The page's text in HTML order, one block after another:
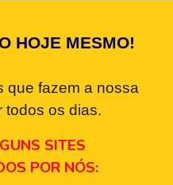
HOJE MESMO!
que fazem a nossa
todos os dias.
SITES
POR NÓS: